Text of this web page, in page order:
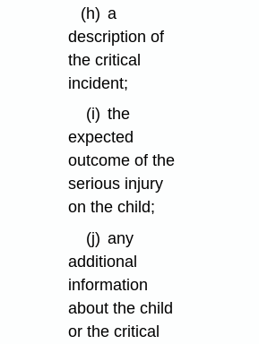
(h) a
description of
the critical
incident;
(i) the
expected
outcome of the
serious injury
on the child;
(j) any
additional
information
about the child
or the critical